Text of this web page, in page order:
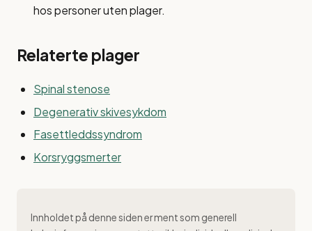
hos personer uten plager.
Relaterte plager
Spinal stenose
Degenerativ skivesykdom
Fasettleddssyndrom
Korsryggsmerter
Innholdet på denne siden er ment som generell